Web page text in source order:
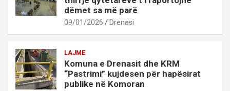
dëmet sa më parë
09/01/2026 Drenasi
LAJME
Komuna e Drenasit dhe KRM
“Pastrimi” kujdesen për hapësirat
publike në Komoran